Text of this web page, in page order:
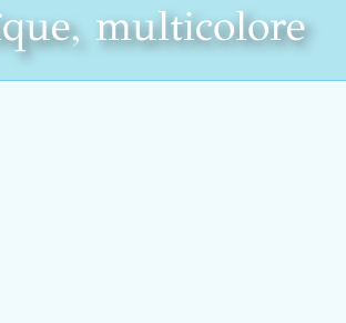
multicolore